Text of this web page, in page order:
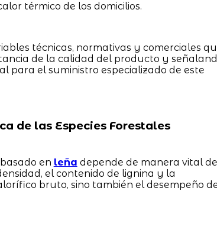
térmico de los domicilios.
técnicas, normativas y comerciales
de la calidad del producto y
para el suministro especializado de este
de las Especies Forestales
en leña depende de manera vital de
el contenido de lignina y la
bruto, sino también el desempeño